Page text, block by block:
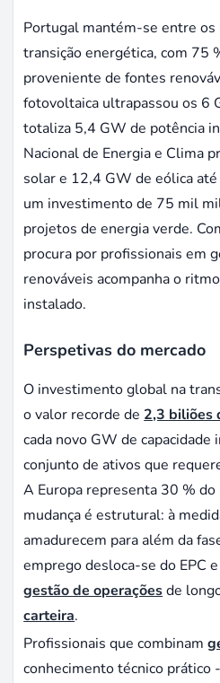
Portugal mantém-se entre
transição energética, com 75
proveniente de fontes
fotovoltaica ultrapassou os 6
totaliza 5,4 GW de potência
Nacional de Energia e Clima
solar e 12,4 GW de eólica
um investimento de 75 mil
projetos de energia verde.
procura por profissionais em
renováveis acompanha o
instalado.
Perspetivas do mercado
O investimento global na
o valor recorde de 2,3 biliões
cada novo GW de capacidade
conjunto de ativos que
A Europa representa 30 %
mudança é estrutural: à
amadurecem para além da
emprego desloca-se do EPC
gestão de operaçõesde
carteira.
Profissionais que combinam
conhecimento técnico prático